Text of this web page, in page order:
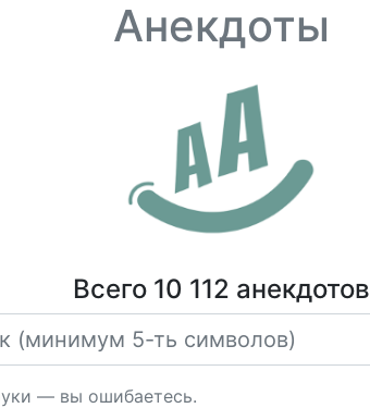
Анекдоты
Всего 10 112 анекдотов
— вы ошибаетесь.